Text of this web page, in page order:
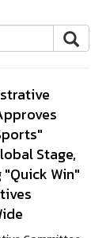
Stage,
Win"